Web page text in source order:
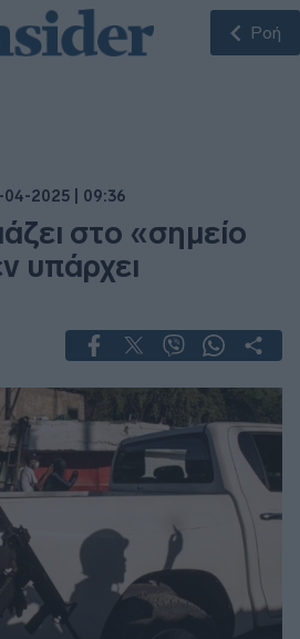
Ροή
04-2025 | 09:36
στο «σημείο
υπάρχει